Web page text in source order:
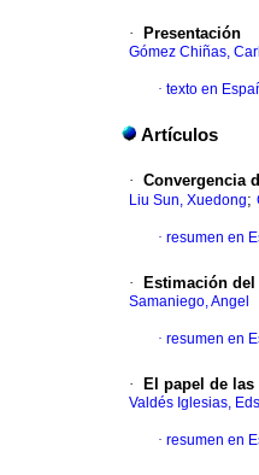
· Presentación
Gómez Chiñas,
· texto en
Artículos
· Convergencia
Liu Sun, Xuedong;
· resumen en
· Estimación
Samaniego, Angel
· resumen en
· El papel de
Valdés Iglesias,
· resumen en